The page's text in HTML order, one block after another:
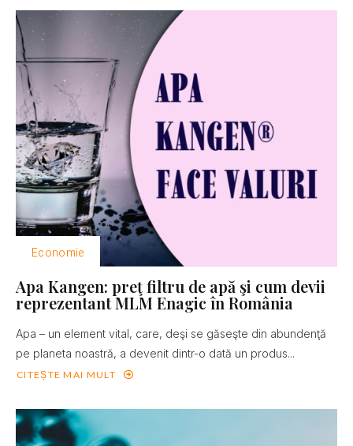
Economie
Apa Kangen: preţ filtru de apă şi cum devii
reprezentant MLM Enagic în România
Apa – un element vital, care, deşi se găseşte din abundenţă
pe planeta noastră, a devenit dintr-o dată un produs...
CITEȘTE MAI MULT